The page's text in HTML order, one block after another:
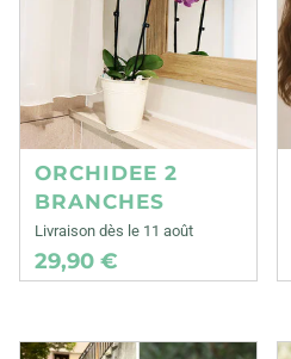
ORCHIDEE 2
BRANCHES
Livraison dès le 11 août
29,90 €